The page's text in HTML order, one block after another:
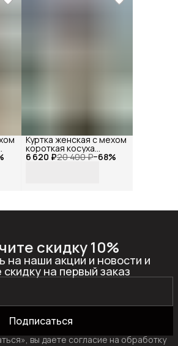
6 620 ₽20 400 ₽−68%
Куртка женская с мехом
короткая косуха
черная, Reversal, YDP-
скидку 10%
на наши акции и новости и
скидку на первый заказ
Подписаться
вы даете согласие на обработку